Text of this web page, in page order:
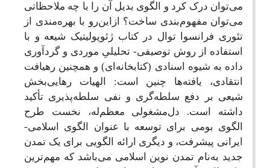
می‌توان درک کرد و الگوی بدیل آن را با چه ملاحظاتی
می‌توان مفهوم‌بندی ساخت؟ ازاین‌رو با بهره‌مندی از
تئوری فرانسوا توال در کتاب ژئوپولیتیک شیعه و با
استفاده از روش توصیفی- تحلیلیِ موردی و گردآوری
داده به ‌شیوه اسنادی (کتابخانه‌ای) و همچنین رهیافت
انتقادی، یافته‌ها چنین است: الهیات رهایی‌بخش
شیعی بر دفع سلطه‌گری و نفی سلطه‌پذیری تأکید
داشته است. دل‌مشغولی معظم‌له، نخست طرح
الگوی بومی برای توسعه با عنوان الگوی اسلامی-
ایرانی پیشرفت، و دیگری ارائه الگویی برای یک تمدن
جدید به‌نام تمدن نوین اسلامی می‌باشد که مهم‌ترین